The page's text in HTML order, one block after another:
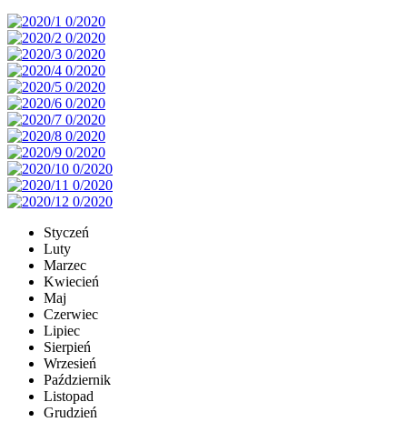
Styczeń
Luty
Marzec
Kwiecień
Maj
Czerwiec
Lipiec
Sierpień
Wrzesień
Październik
Listopad
Grudzień